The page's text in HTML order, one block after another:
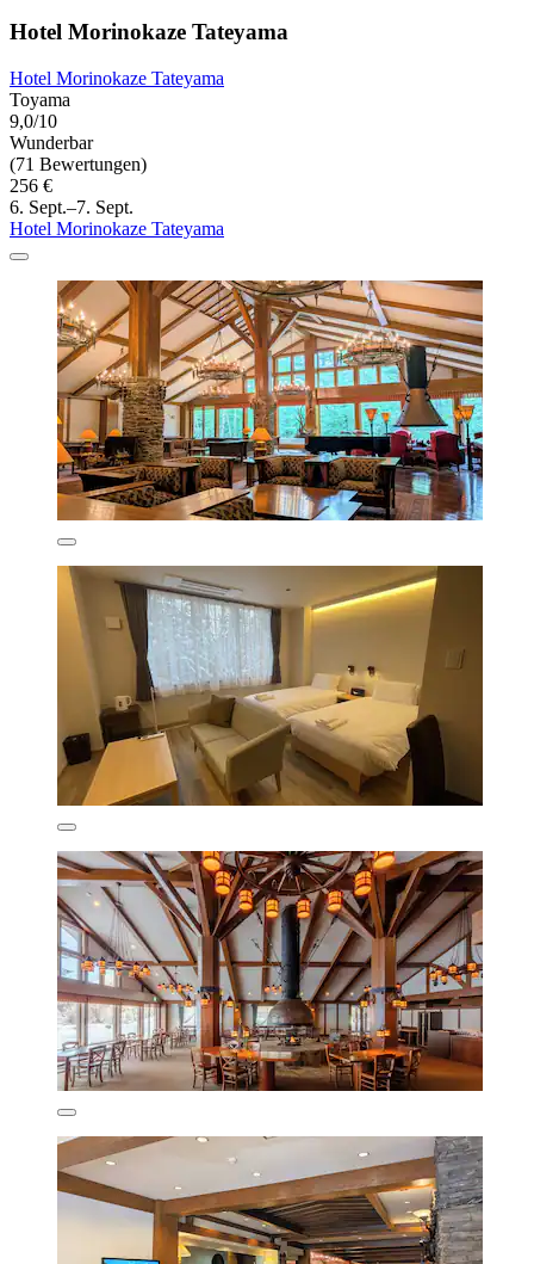
Hotel Morinokaze Tateyama
Hotel Morinokaze Tateyama
Toyama
9,0/10
Wunderbar
(71 Bewertungen)
256 €
6. Sept.–7. Sept.
Hotel Morinokaze Tateyama